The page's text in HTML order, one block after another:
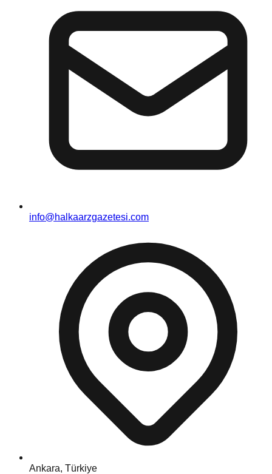
info@halkaarzgazetesi.com
Ankara, Türkiye